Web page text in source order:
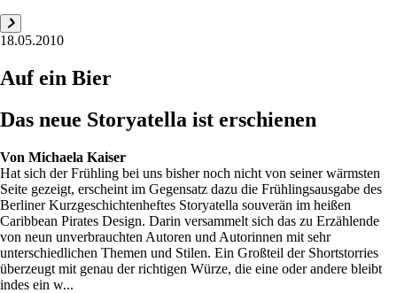
18.05.2010
Auf ein Bier
Das neue Storyatella ist erschienen
Von Michaela Kaiser
Hat sich der Frühling bei uns bisher noch nicht von seiner wärmsten
Seite gezeigt, erscheint im Gegensatz dazu die Frühlingsausgabe des
Berliner Kurzgeschichtenheftes Storya­tella souverän im heißen
Caribbean Pirates Design. Darin versammelt sich das zu Erzählende
von neun unverbrauchten Autoren und Autorinnen mit sehr
unterschiedlichen Themen und Stilen. Ein Großteil der Shortstorries
überzeugt mit genau der richtigen Würze, die eine oder andere bleibt
indes ein w...